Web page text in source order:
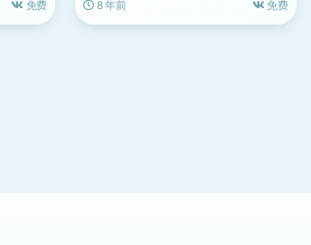
免费
8 年前
免费